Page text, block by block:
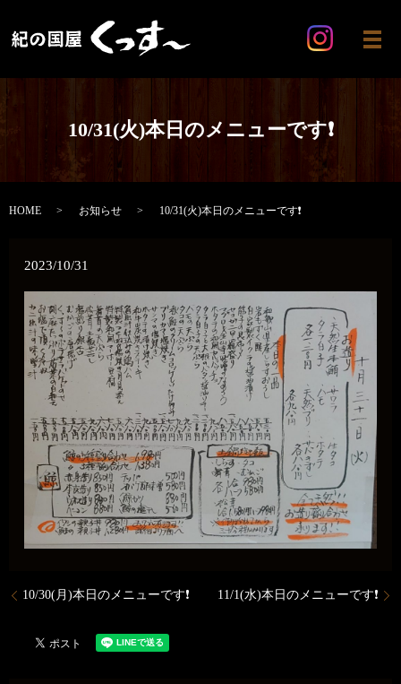
メ
10/31(火)本日のメニューです❗
HOME お知らせ 10/31(火)本日のメニューです❗
2023/10/31
10/30(月)本日のメニューです❗ 11/1(水)本日のメニューです❗